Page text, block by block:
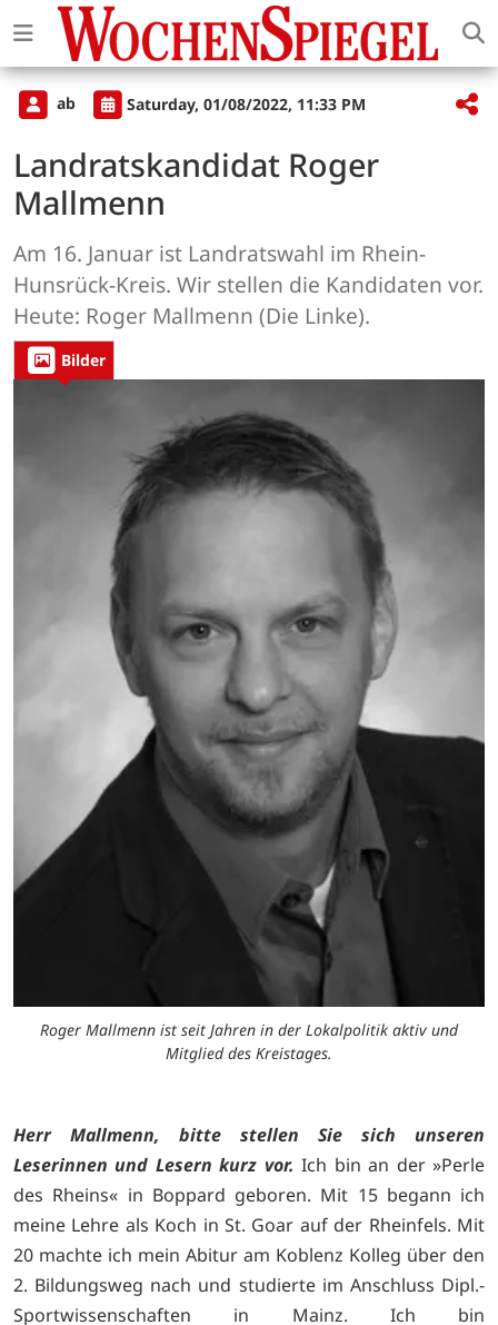
ab Saturday, 01/08/2022, 11:33 PM
Landratskandidat Roger
Mallmenn
Am 16. Januar ist Landratswahl im Rhein-
Hunsrück-Kreis. Wir stellen die Kandidaten vor.
Heute: Roger Mallmenn (Die Linke).
Bilder
Roger Mallmenn ist seit Jahren in der Lokalpolitik aktiv und
Mitglied des Kreistages.
Herr Mallmenn, bitte stellen Sie sich unseren
Leserinnen und Lesern kurz vor. Ich bin an der »Perle
des Rheins« in Boppard geboren. Mit 15 begann ich
meine Lehre als Koch in St. Goar auf der Rheinfels. Mit
20 machte ich mein Abitur am Koblenz Kolleg über den
2. Bildungsweg nach und studierte im Anschluss Dipl.-
Sportwissenschaften in Mainz. Ich bin